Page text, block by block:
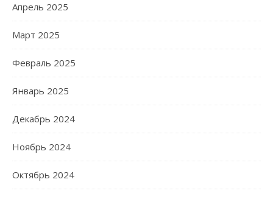
Апрель 2025
Март 2025
Февраль 2025
Январь 2025
Декабрь 2024
Ноябрь 2024
Октябрь 2024